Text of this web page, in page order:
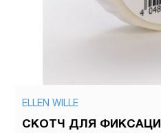
ELLEN WILLE
СКОТЧ ДЛЯ